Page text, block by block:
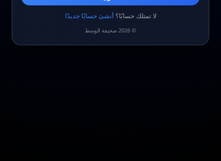
لا تمتلك حسابًا؟ أنشئ حسابًا جديدًا
© 2026 صحيفة الوسط